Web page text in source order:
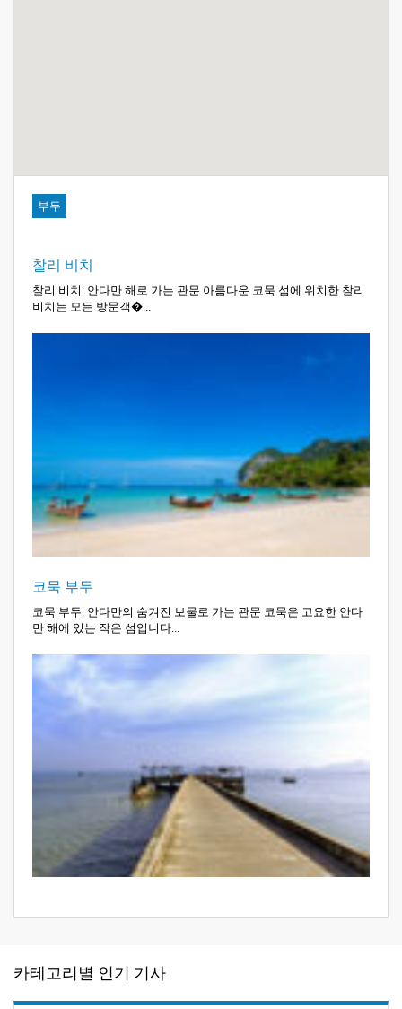
부두
찰리 비치
찰리 비치: 안다만 해로 가는 관문 아름다운 코묵 섬에 위치한 찰리
비치는 모든 방문객�...
코묵 부두
코묵 부두: 안다만의 숨겨진 보물로 가는 관문 코묵은 고요한 안다
만 해에 있는 작은 섬입니다...
카테고리별 인기 기사